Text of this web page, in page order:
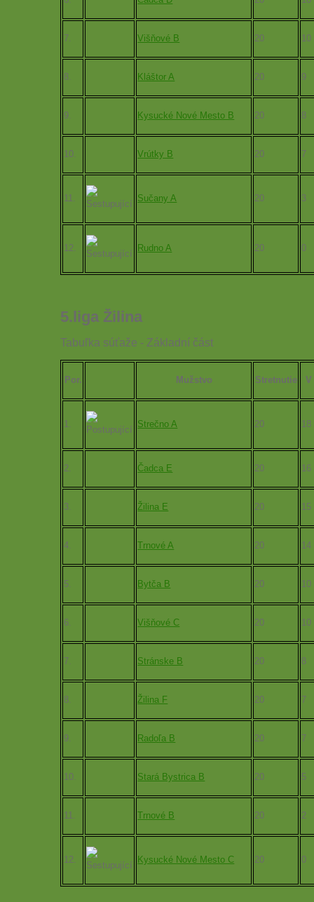
7. Višňové B 20 10
8. Kláštor A 20 9
9. Kysucké Nové Mesto B 20 8
10. Vrútky B 20 7
11. Sučany A 20 3
12. Rudno A 20 0
5.liga Žilina
Tabuľka súťaže - Základní část
Por. Mužstvo Stretnutie V
1. Strečno A 20 18
2. Čadca E 20 16
3. Žilina E 20 15
4. Trnové A 20 14
5. Bytča B 20 10
6. Višňové C 20 10
7. Stránske B 20 8
8. Žilina F 20 7
9. Radoľa B 20 7
10. Stará Bystrica B 20 5
11. Trnové B 20 2
12. Kysucké Nové Mesto C 20 0